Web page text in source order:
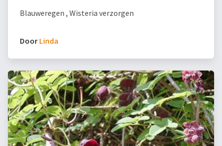
Blauweregen , Wisteria verzorgen
Door Linda